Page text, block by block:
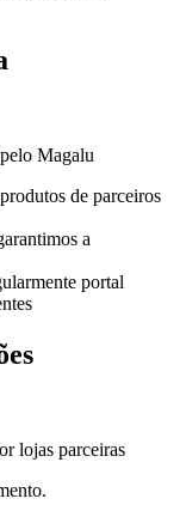
Magalu
de parceiros
a
portal
lojas parceiras